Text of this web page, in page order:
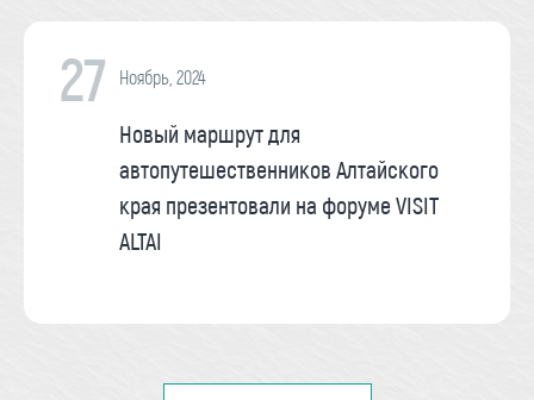
27 Ноябрь, 2024
Новый маршрут для
автопутешественников Алтайского
края презентовали на форуме VISIT
ALTAI